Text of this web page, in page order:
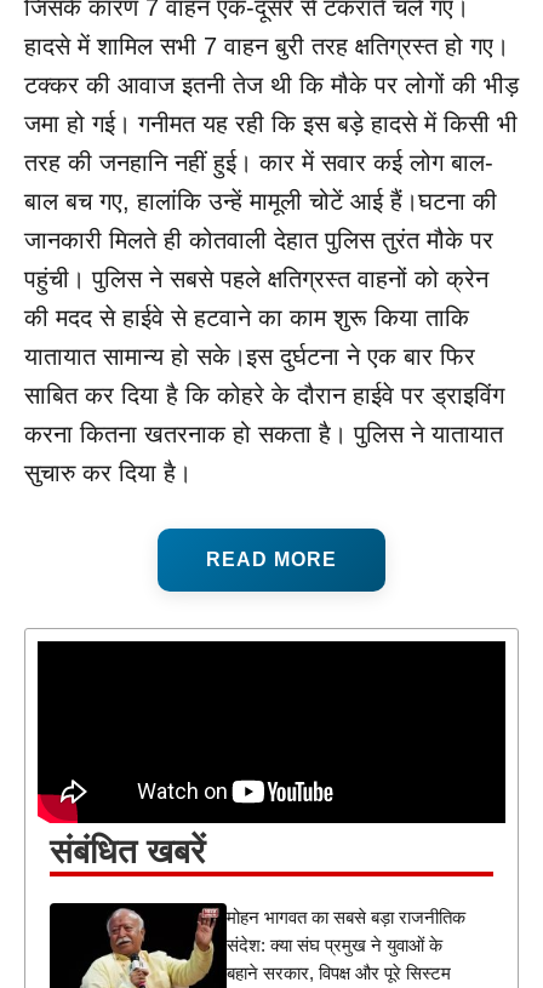
जिसके कारण 7 वाहन एक-दूसरे से टकराते चले गए।
हादसे में शामिल सभी 7 वाहन बुरी तरह क्षतिग्रस्त हो गए।
टक्कर की आवाज इतनी तेज थी कि मौके पर लोगों की भीड़
जमा हो गई। गनीमत यह रही कि इस बड़े हादसे में किसी भी
तरह की जनहानि नहीं हुई। कार में सवार कई लोग बाल-
बाल बच गए, हालांकि उन्हें मामूली चोटें आई हैं।घटना की
जानकारी मिलते ही कोतवाली देहात पुलिस तुरंत मौके पर
पहुंची। पुलिस ने सबसे पहले क्षतिग्रस्त वाहनों को क्रेन
की मदद से हाईवे से हटवाने का काम शुरू किया ताकि
यातायात सामान्य हो सके।इस दुर्घटना ने एक बार फिर
साबित कर दिया है कि कोहरे के दौरान हाईवे पर ड्राइविंग
करना कितना खतरनाक हो सकता है। पुलिस ने यातायात
सुचारु कर दिया है।
READ MORE
संबंधित खबरें
मोहन भागवत का सबसे बड़ा राजनीतिक
संदेश: क्या संघ प्रमुख ने युवाओं के
बहाने सरकार, विपक्ष और पूरे सिस्टम